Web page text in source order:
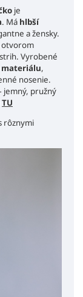
je
. Má hlbší
a žensky.
otvorom
Vyrobené
,
nosenie.
jemný, pružný
TU
rôznymi